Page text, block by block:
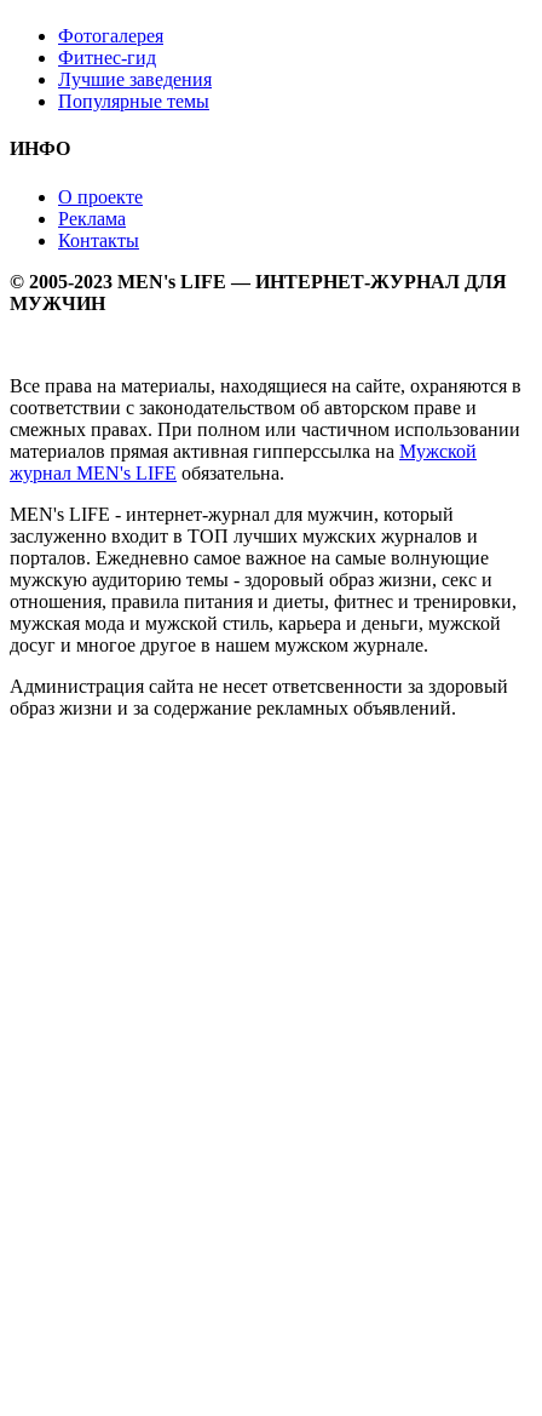
Фотогалерея
Фитнес-гид
Лучшие заведения
Популярные темы
ИНФО
О проекте
Реклама
Контакты
© 2005-2023 MEN's LIFE — ИНТЕРНЕТ-ЖУРНАЛ ДЛЯ
МУЖЧИН
Все права на материалы, находящиеся на сайте, охраняются в
соответствии с законодательством об авторском праве и
смежных правах. При полном или частичном использовании
материалов прямая активная гипперссылка на Мужской
журнал MEN's LIFE обязательна.
MEN's LIFE - интернет-журнал для мужчин, который
заслуженно входит в ТОП лучших мужских журналов и
порталов. Ежедневно самое важное на самые волнующие
мужскую аудиторию темы - здоровый образ жизни, секс и
отношения, правила питания и диеты, фитнес и тренировки,
мужская мода и мужской стиль, карьера и деньги, мужской
досуг и многое другое в нашем мужском журнале.
Администрация сайта не несет ответсвенности за здоровый
образ жизни и за содержание рекламных объявлений.